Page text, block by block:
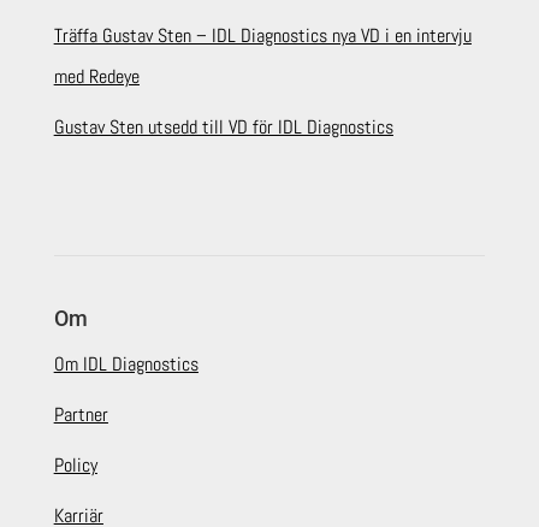
Träffa Gustav Sten – IDL Diagnostics nya VD i en intervju
med Redeye
Gustav Sten utsedd till VD för IDL Diagnostics
Om
Om IDL Diagnostics
Partner
Policy
Karriär